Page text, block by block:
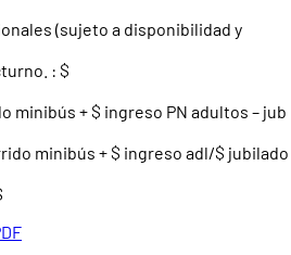
(sujeto a disponibilidad y
: $
minibús + $ ingreso PN adultos – jub
minibús + $ ingreso adl/$ jubilado